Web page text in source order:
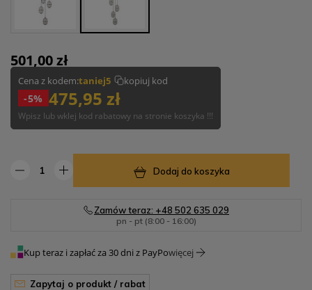
501,00 zł
Cena z kodem:taniej5 kopiuj kod
-5% 475,95 zł
Wpisz lub wklej kod rabatowy na stronie koszyka !!!
Dodaj do koszyka
Zamów teraz: +48 502 635 029
pn - pt (8:00 - 16:00)
Kup teraz i zapłać za 30 dni z PayPowięcej
zapytaj o produkt / rabat